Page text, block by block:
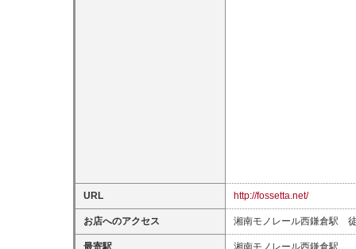
URL http://fossetta.net/
お店へのアクセス 湘南モノレール西鎌倉駅
最寄駅 湘南モノレール西鎌倉駅